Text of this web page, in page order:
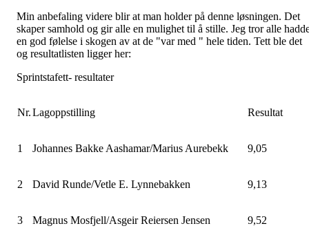
Min anbefaling videre blir at man holder på denne løsningen. Det
skaper samhold og gir alle en mulighet til å stille. Jeg tror alle
en god følelse i skogen av at de "var med " hele tiden. Tett ble det
og resultatlisten ligger her:
Sprintstafett- resultater
Nr.Lagoppstilling Resultat
1 Johannes Bakke Aashamar/Marius Aurebekk 9,05
2 David Runde/Vetle E. Lynnebakken 9,13
3 Magnus Mosfjell/Asgeir Reiersen Jensen 9,52